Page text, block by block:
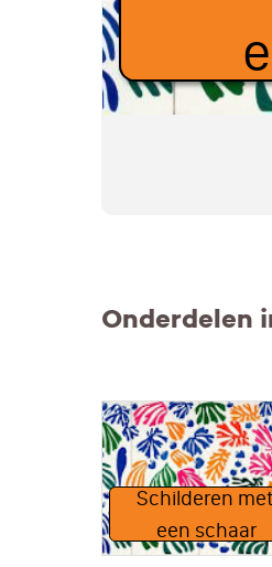
Onderdelen
Schilderen met
een schaar